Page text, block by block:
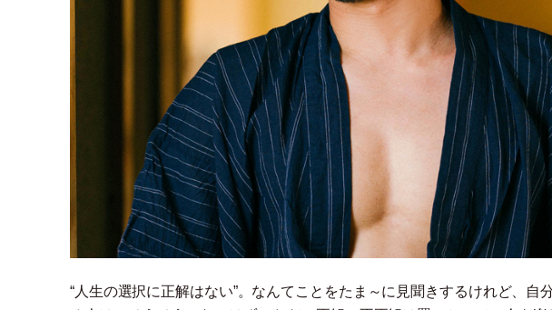
“人生の選択に正解はない”。なんてことをたま～に見聞きするけれど、自